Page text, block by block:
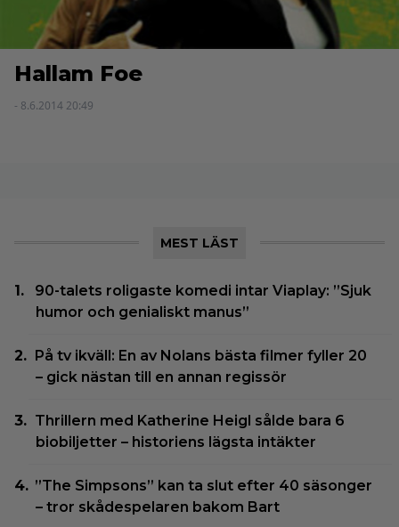
Hallam Foe
- 8.6.2014 20:49
MEST LÄST
90-talets roligaste komedi intar Viaplay: ”Sjuk
humor och genialiskt manus”
På tv ikväll: En av Nolans bästa filmer fyller 20
– gick nästan till en annan regissör
Thrillern med Katherine Heigl sålde bara 6
biobiljetter – historiens lägsta intäkter
”The Simpsons” kan ta slut efter 40 säsonger
– tror skådespelaren bakom Bart